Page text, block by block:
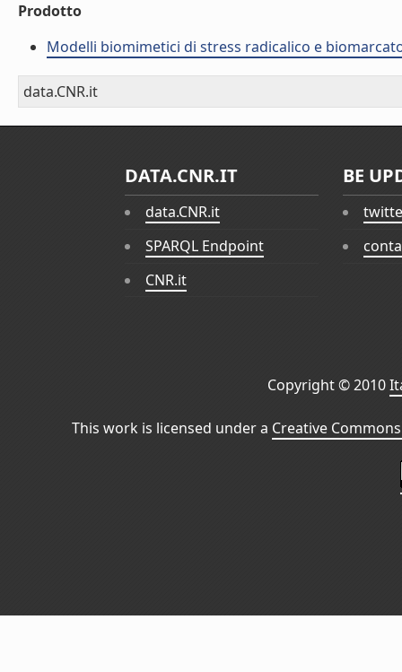
Prodotto
Modelli biomimetici di stress radicalico e
data.CNR.it
DATA.CNR.IT
data.CNR.it
SPARQL Endpoint
CNR.it
BE
Copyright © 2010
This work is licensed under a Creative